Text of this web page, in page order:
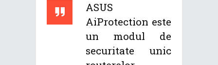
ASUS
AiProtection este
un modul de
securitate unic